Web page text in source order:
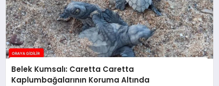
Belek Kumsalı: Caretta Caretta
Kaplumbağalarının Koruma Altında